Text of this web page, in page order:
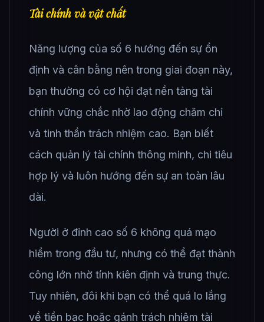
Tài chính và vật chất
Năng lượng của số 6 hướng đến sự ổn
định và cân bằng nên trong giai đoạn này,
bạn thường có cơ hội đạt nền tảng tài
chính vững chắc nhờ lao động chăm chỉ
và tinh thần trách nhiệm cao. Bạn biết
cách quản lý tài chính thông minh, chi tiêu
hợp lý và luôn hướng đến sự an toàn lâu
dài.
Người ở đỉnh cao số 6 không quá mạo
hiểm trong đầu tư, nhưng có thể đạt thành
công lớn nhờ tính kiên định và trung thực.
Tuy nhiên, đôi khi bạn có thể quá lo lắng
về tiền bạc hoặc gánh trách nhiệm tài